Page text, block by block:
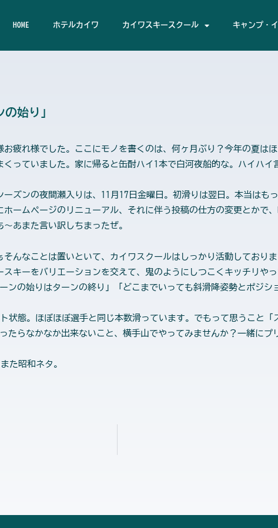
HOME ホテルカイワ カイワスキースクール キャンプ・
始り」
疲れ様でした。ここにモノを書くのは、何ヶ月ぶり？今年の夏は
くっていました。家に帰ると缶酎ハイ1本で白河夜船的な。ハイハイ
ズンの夜間瀬入りは、11月17日金曜日。初滑りは翌日。本当はも
ホームページのリニューアル、それに伴う投稿の仕方の変更とかで
～あまた言い訳しちまったぜ。
んなことは置いといて、カイワスクールはしっかり活動しており
スキーをバリエーションを交えて、鬼のようにしつこくキッチリや
ンの始りはターンの終り」「どこまでいっても斜滑降姿勢とポジシ
態。ほぼほぼ選手と同じ本数滑っています。でもって思うこと「
たらなかなか出来ないこと、横手山でやってみませんか？一緒にプ
た昭和ネタ。